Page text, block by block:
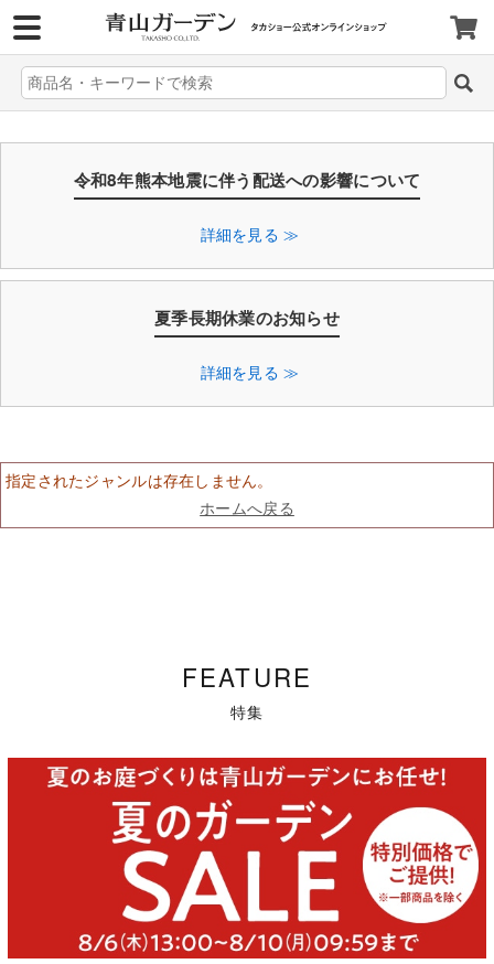
令和8年熊本地震に伴う配送への影響について
詳細を見る ≫
夏季長期休業のお知らせ
詳細を見る ≫
指定されたジャンルは存在しません。
ホームへ戻る
FEATURE
特集